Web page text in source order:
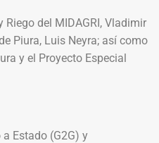
del MIDAGRI, Vladimir
Piura, Luis Neyra; así como
y el Proyecto Especial
Estado (G2G) y